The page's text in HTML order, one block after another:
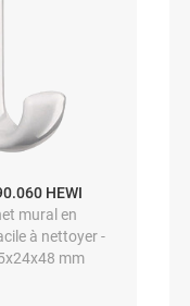
HEWI
mural en
à nettoyer -
mm